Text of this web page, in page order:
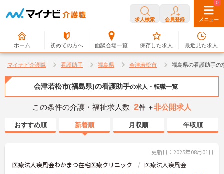
求人検索 会員登録 メニュー
ホーム 初めての方へ 面談会場一覧
0
保存した求人
0
最近見た求人
マイナビ介護職 看護助手 福島県 会津若松市 福島県の看護助手の
会津若松市(福島県)の看護助手の求人・転職一覧
この条件の介護・福祉求人数 2件 ＋非公開求人
おすすめ順 新着順 月収順 年収順
更新日：2025年08月01日
医療法人疾風会わかまつ在宅医療クリニック 医療法人疾風会